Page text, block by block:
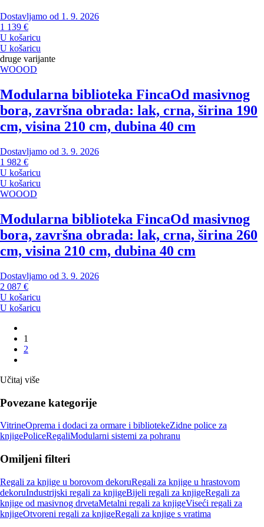
Dostavljamo od 1. 9. 2026
1 139 €
U košaricu
U košaricu
druge varijante
WOOOD
Modularna biblioteka FincaOd masivnog
bora, završna obrada: lak, crna, širina 190
cm, visina 210 cm, dubina 40 cm
Dostavljamo od 3. 9. 2026
1 982 €
U košaricu
U košaricu
WOOOD
Modularna biblioteka FincaOd masivnog
bora, završna obrada: lak, crna, širina 260
cm, visina 210 cm, dubina 40 cm
Dostavljamo od 3. 9. 2026
2 087 €
U košaricu
U košaricu
1
2
Učitaj više
Povezane kategorije
VitrineOprema i dodaci za ormare i bibliotekeZidne police za
knjigePoliceRegaliModularni sistemi za pohranu
Omiljeni filteri
Regali za knjige u borovom dekoruRegali za knjige u hrastovom
dekoruIndustrijski regali za knjigeBijeli regali za knjigeRegali za
knjige od masivnog drvetaMetalni regali za knjigeViseći regali za
knjigeOtvoreni regali za knjigeRegali za knjige s vratima